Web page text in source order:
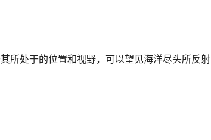
所处于的位置和视野，可以望见海洋尽头所反